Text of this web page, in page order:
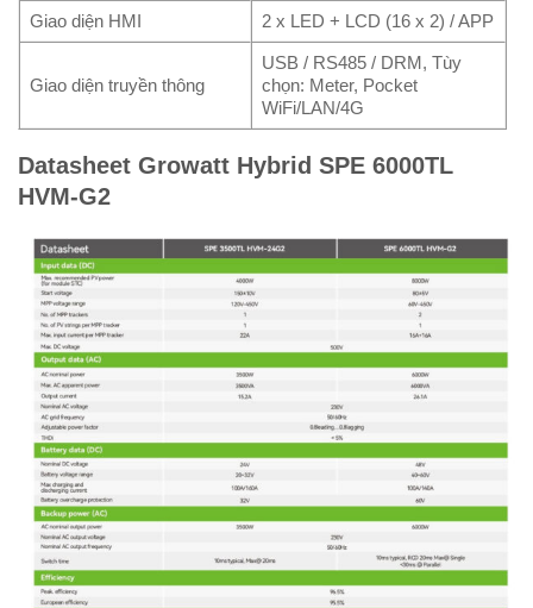
Giao diện HMI 2 x LED + LCD (16 x 2) / APP
Giao diện truyền thông
USB / RS485 / DRM, Tùy
chọn: Meter, Pocket
WiFi/LAN/4G
Datasheet Growatt Hybrid SPE 6000TL
HVM-G2